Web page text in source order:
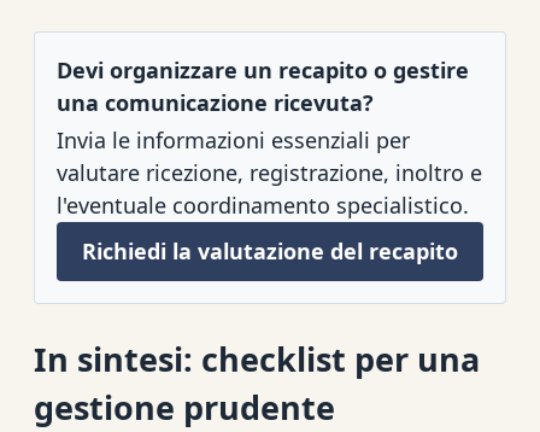
Devi organizzare un recapito o gestire
una comunicazione ricevuta?
Invia le informazioni essenziali per
valutare ricezione, registrazione, inoltro e
l'eventuale coordinamento specialistico.
Richiedi la valutazione del recapito
In sintesi: checklist per una
gestione prudente